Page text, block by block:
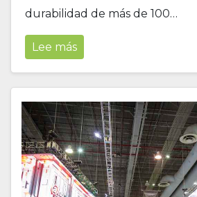
durabilidad de más de 100…
Lee más